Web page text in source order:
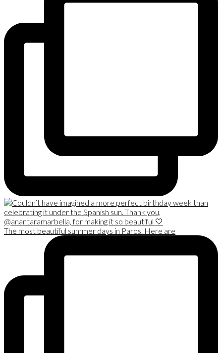
The most beautiful summer days in Paros. Here are